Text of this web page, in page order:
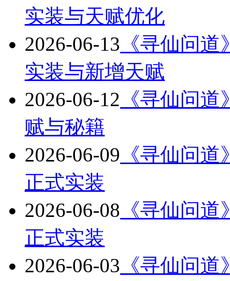
实装与天赋优化
2026-06-13 《寻仙问
实装与新增天赋
2026-06-12 《寻仙问
赋与秘籍
2026-06-09 《寻仙问
正式实装
2026-06-08 《寻仙问
正式实装
2026-06-03 《寻仙问